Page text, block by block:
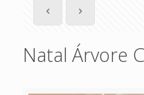
Natal Árvore